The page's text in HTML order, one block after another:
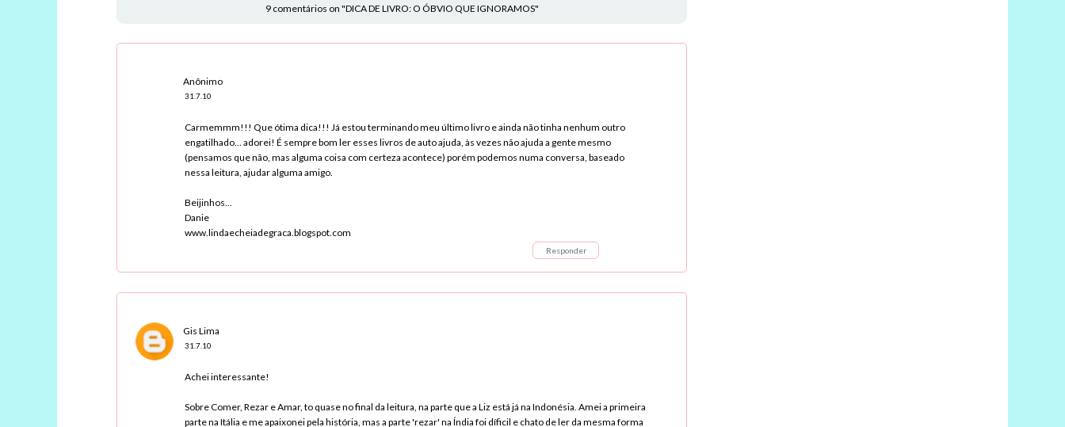
9 comentários on "DICA DE LIVRO: O ÓBVIO QUE IGNORAMOS"
Anônimo
31.7.10
Carmemmm!!! Que ótima dica!!! Já estou terminando meu último livro e ainda não tinha nenhum outro
engatilhado... adorei! É sempre bom ler esses livros de auto ajuda, às vezes não ajuda a gente mesmo
(pensamos que não, mas alguma coisa com certeza acontece) porém podemos numa conversa, baseado
nessa leitura, ajudar alguma amigo.
Beijinhos...
Danie
www.lindaecheiadegraca.blogspot.com
Responder
Gis Lima
31.7.10
Achei interessante!
Sobre Comer, Rezar e Amar, to quase no final da leitura, na parte que a Liz está já na Indonésia. Amei a primeira
parte na Itália e me apaixonei pela história, mas a parte 'rezar' na Índia foi díficil e chato de ler da mesma forma